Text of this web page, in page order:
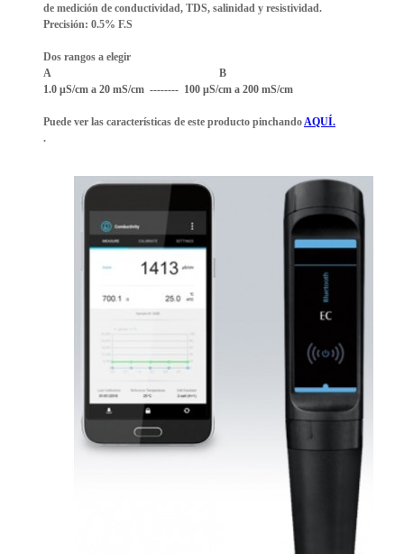
de medición de conductividad, TDS, salinidad y resistividad.
Precisión: 0.5% F.S
Dos rangos a elegir
A B
1.0 μS/cm a 20 mS/cm -------- 100 μS/cm a 200 mS/cm
Puede ver las características de este producto pinchandoAQUÍ.
.